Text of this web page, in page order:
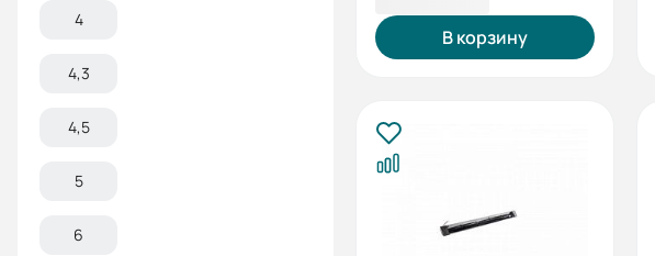
4
4,3
4,5
5
6
В корзину